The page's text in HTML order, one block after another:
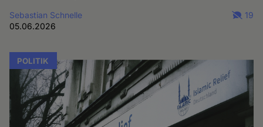
Sebastian Schnelle
05.06.2026
19
POLITIK